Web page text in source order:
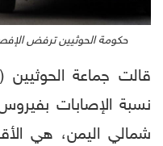
حكومة الحوثيين ترفض
قالت جماعة الحوثيين
نسبة الإصابات
شمالي اليمن، هي